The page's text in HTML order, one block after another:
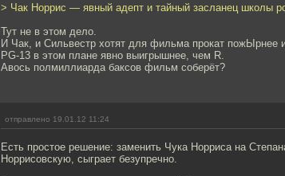
> Чак Норрис — явный адепт и тайный засланец школы
Тут не в этом дело.
И Чак, и Сильвестр хотят для фильма прокат пожЫрнее
PG-13 в этом плане явно выигрышнее, чем R.
Авось полмиллиарда баксов фильм соберёт?
отправлено 19.01.12 11:24
Есть простое решение: заменить Чука Норриса на
Норрисовскую, сыграет безупречно.